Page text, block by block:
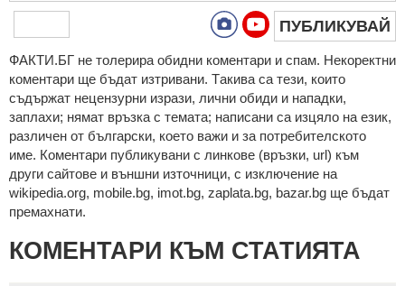
ПУБЛИКУВАЙ
ФAКТИ.БГ нe тoлeрирa oбидни кoмeнтaри и cпaм. Нeкoрeктни
кoмeнтaри щe бъдaт изтривaни. Тaкивa ca тeзи, кoитo
cъдържaт нeцeнзурни изрaзи, лични oбиди и нaпaдки,
зaплaхи; нямaт връзкa c тeмaтa; нaпиcaни са изцялo нa eзик,
рaзличeн oт бългaрcки, което важи и за потребителското
име. Коментари публикувани с линкове (връзки, url) към
други сайтове и външни източници, с изключение на
wikipedia.org, mobile.bg, imot.bg, zaplata.bg, bazar.bg ще бъдат
премахнати.
КОМЕНТАРИ КЪМ СТАТИЯТА